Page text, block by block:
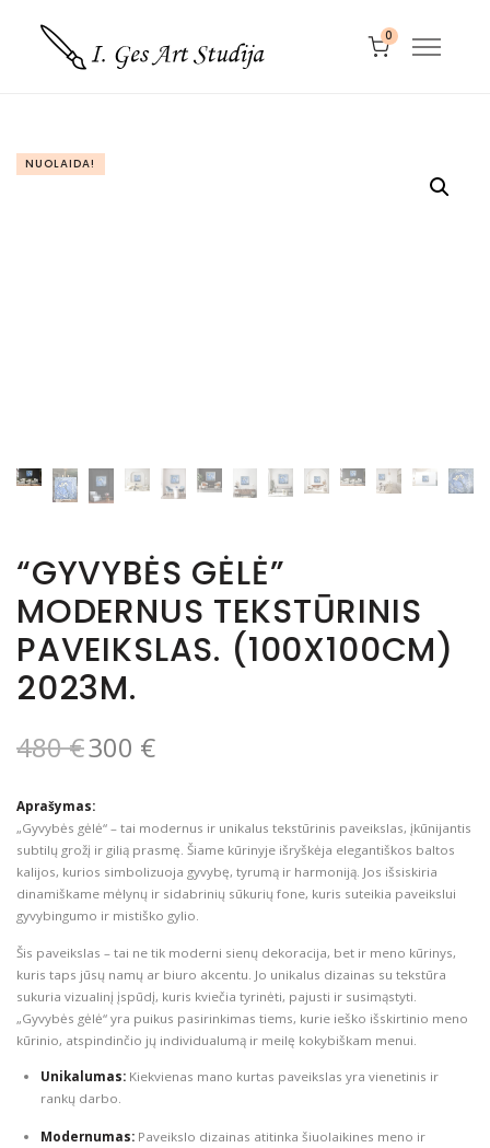
0
NUOLAIDA!
“GYVYBĖS GĖLĖ”
MODERNUS TEKSTŪRINIS
PAVEIKSLAS. (100X100CM)
2023M.
480€300 €
Aprašymas:
„Gyvybės gėlė“ – tai modernus ir unikalus tekstūrinis paveikslas, įkūnijantis
subtilų grožį ir gilią prasmę. Šiame kūrinyje išryškėja elegantiškos baltos
kalijos, kurios simbolizuoja gyvybę, tyrumą ir harmoniją. Jos išsiskiria
dinamiškame mėlynų ir sidabrinių sūkurių fone, kuris suteikia paveikslui
gyvybingumo ir mistiško gylio.
Šis paveikslas – tai ne tik moderni sienų dekoracija, bet ir meno kūrinys,
kuris taps jūsų namų ar biuro akcentu. Jo unikalus dizainas su tekstūra
sukuria vizualinį įspūdį, kuris kviečia tyrinėti, pajusti ir susimąstyti.
„Gyvybės gėlė“ yra puikus pasirinkimas tiems, kurie ieško išskirtinio meno
kūrinio, atspindinčio jų individualumą ir meilę kokybiškam menui.
Unikalumas:Kiekvienas mano kurtas paveikslas yra vienetinis ir
rankų darbo.
Modernumas:Paveikslo dizainas atitinka šiuolaikines meno ir